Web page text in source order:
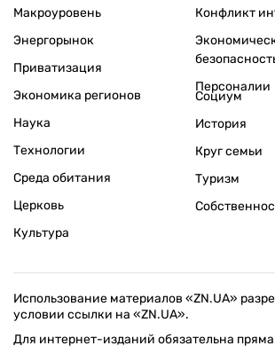
Макроуровень
Энергорынок
Приватизация
Экономика регионов
Конфликт
Персоналии
Наука
Технологии
Среда обитания
Церковь
Культура
Социум
История
Круг семьи
Туризм
Использование материалов «ZN.UA»
условии ссылки на «ZN.UA».
Для интернет-изданий обязательна